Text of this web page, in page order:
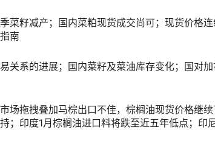
菜籽减产；国内菜粕现货成交尚可；现货价格
南
关系的进展；国内菜籽及菜油库存变化；国对
场拖拽叠加马棕出口不佳，棕榈油现货价格继
；印度1月棕榈油进口料将跌至近五年低点；印